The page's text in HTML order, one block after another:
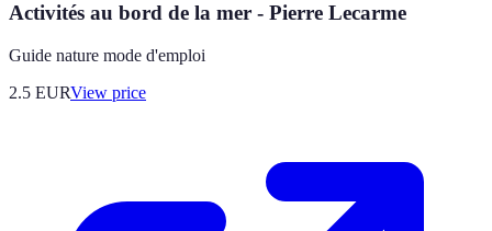
Activités au bord de la mer - Pierre Lecarme
Guide nature mode d'emploi
2.5 EURView price